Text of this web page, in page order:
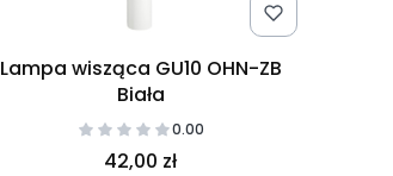
Lampa wisząca GU10 OHN-ZB
Biała
0.00
42,00 zł